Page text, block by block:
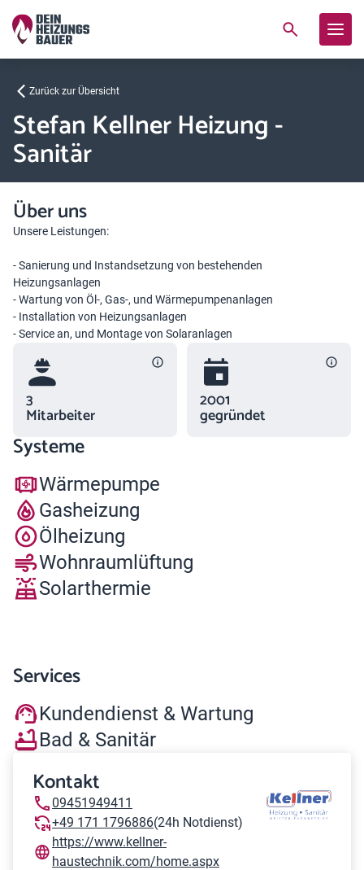
Zurück zur Übersicht
Stefan Kellner Heizung -
Sanitär
Über uns
Unsere Leistungen:
- Sanierung und Instandsetzung von bestehenden
Heizungsanlagen
- Wartung von Öl-, Gas-, und Wärmepumpenanlagen
- Installation von Heizungsanlagen
- Service an, und Montage von Solaranlagen
3
Mitarbeiter
2001
gegründet
Systeme
Wärmepumpe
Gasheizung
Ölheizung
Wohnraumlüftung
Solarthermie
Services
Kundendienst & Wartung
Bad & Sanitär
Kontakt
09451949411
+49 171 1796886(24h Notdienst)
https://www.kellner-
haustechnik.com/home.aspx